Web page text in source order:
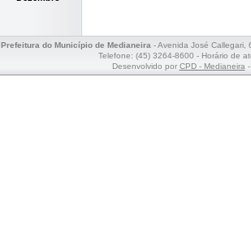
Prefeitura do Município de Medianeira- Avenida José Callegari,
Telefone: (45) 3264-8600 - Horário de
Desenvolvido por CPD - Medianeira-